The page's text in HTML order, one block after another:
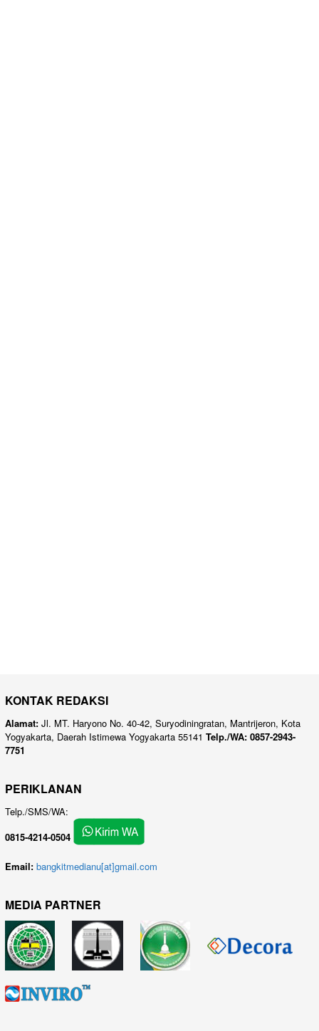
KONTAK REDAKSI
Alamat: Jl. MT. Haryono No. 40-42, Suryodiningratan, Mantrijeron, Kota
Yogyakarta, Daerah Istimewa Yogyakarta 55141 Telp./WA: 0857-2943-
7751
PERIKLANAN
Telp./SMS/WA:
0815-4214-0504
Email: bangkitmedianu[at]gmail.com
MEDIA PARTNER